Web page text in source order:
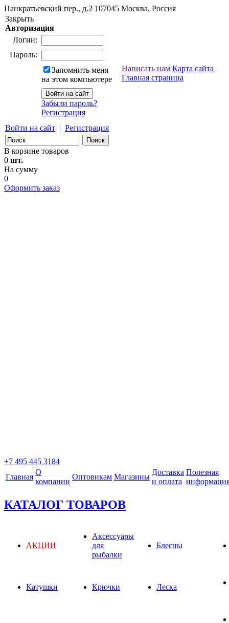
Панкратьевский пер., д.2 107045 Москва, Россия
Закрыть
Авторизация
Логин:
Пароль:
Запомнить меня
на этом компьютере
Забыли пароль?
Регистрация
Войти на сайт | Регистрация
Написать нам Карта сайта
Главная страница
В корзине товаров
0 шт.
На сумму
0
Оформить заказ
+7 495 445 3184
Главная
О
компании
Оптовикам Магазины
Доставка
и оплата
Полезная
КАТАЛОГ ТОВАРОВ
АКЦИИ
Аксессуары
для
рыбалки
Блесны
Катушки Крючки Леска